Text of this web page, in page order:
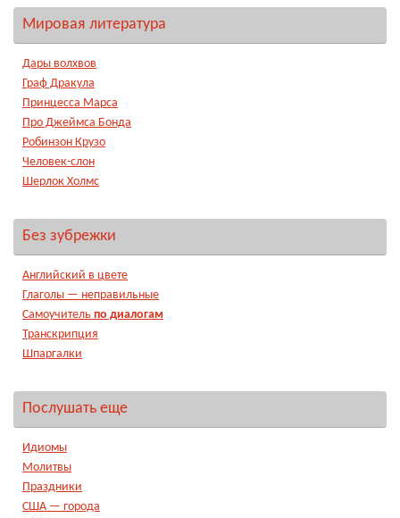
Мировая литература
Дары волхвов
Граф Дракула
Принцесса Марса
Про Джеймса Бонда
Робинзон Крузо
Человек-слон
Шерлок Холмс
Без зубрежки
Английский в цвете
Глаголы — неправильные
Самоучитель по диалогам
Транскрипция
Шпаргалки
Послушать еще
Идиомы
Молитвы
Праздники
США — города